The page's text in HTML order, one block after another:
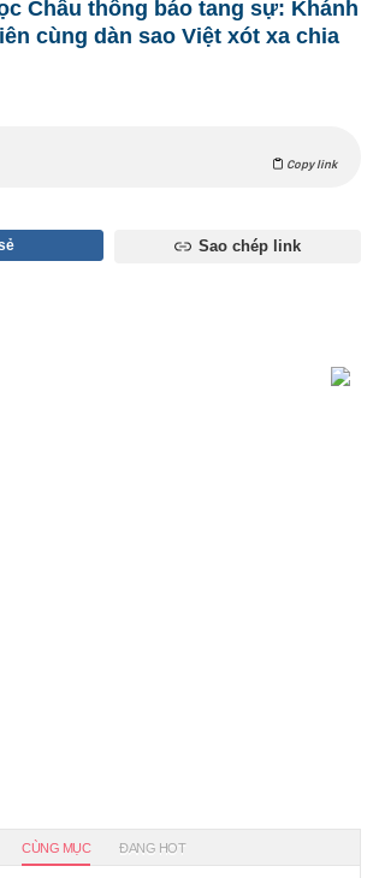
Châu thông báo tang sự: Khánh
cùng dàn sao Việt xót xa chia
Copy link
Sao chép link
CÙNG MỤC ĐANG HOT